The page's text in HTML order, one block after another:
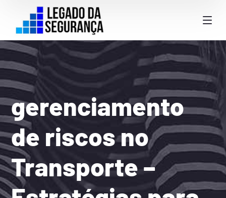
gerenciamento
de riscos no
Transporte –